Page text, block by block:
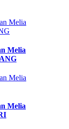
Melia
Melia